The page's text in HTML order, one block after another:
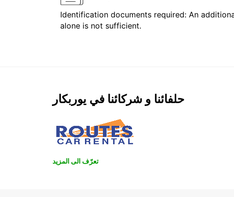
Identification documents required: An
alone is not sufficient.
حلفائنا و شركائنا في يوربكار
تعرّف الى المزيد